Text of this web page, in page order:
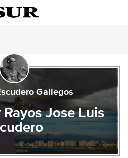
Gallegos
Jose Luis